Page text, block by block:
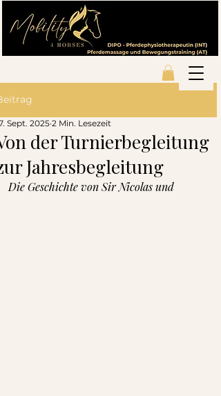
der Turnierbegleitung
Jahresbegleitung
Sept. 2025 2 Min. Lesezeit
Die Geschichte von Sir Nicolas und